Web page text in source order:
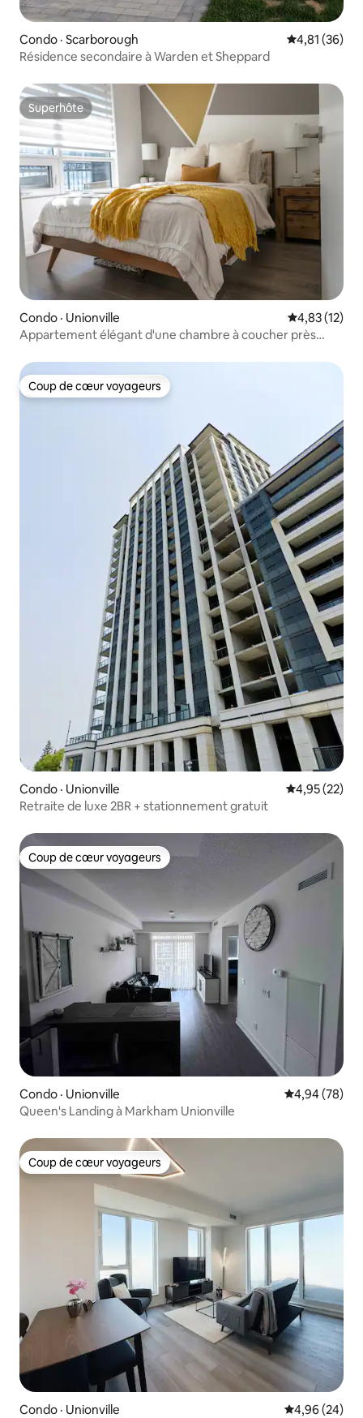
Condo · Scarborough Note
4,81 (36)
Résidence secondaire à Warden et Sheppard
Superhôte
Superhôte
Condo · Unionville Note
4,83 (12)
Appartement élégant d'une chambre à coucher près
Coup de cœur voyageurs
Coup de cœur voyageurs
Condo · Unionville Note
4,95 (22)
Retraite de luxe 2BR + stationnement gratuit
Coup de cœur voyageurs
Coup de cœur voyageurs
Condo · Unionville Note
4,94 (78)
Queen's Landing à Markham Unionville
Coup de cœur voyageurs
Coup de cœur voyageurs
Condo · Unionville Note
4,96 (24)